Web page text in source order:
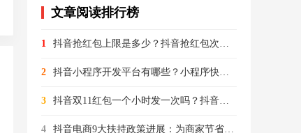
文章阅读排行榜
1 抖音抢红包上限是多少？抖音抢红包次数每天是有限制的吗
2 抖音小程序开发平台有哪些？小程序快速开发平台
3 抖音双11红包一个小时发一次吗？抖音双11红包一个小时发一次
4 抖音电商9大扶持政策进展：为商家节省经营成本近290亿元